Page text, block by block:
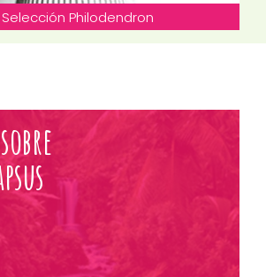
Selección Philodendron